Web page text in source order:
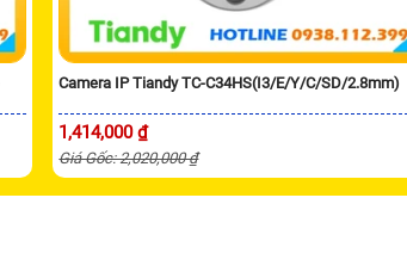
Camera IP Tiandy TC-C34HS(I3/E/Y/C/SD/2.8mm)
1,414,000 ₫
Giá Gốc: 2,020,000 ₫